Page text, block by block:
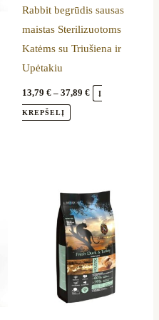
Rabbit begrūdis sausas
maistas Sterilizuotoms
Katėms su Triušiena ir
Upėtakiu
13,79 € – 37,89 € Į
KREPŠELĮ
be
chosen
on
product
Price
range:
13,79 €
through
37,89 €
This
product
has
multiple
variants.
The